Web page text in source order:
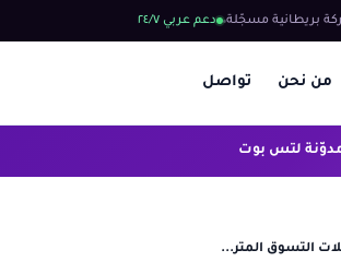
بريطانية مسجّلة دعم عربي ٢٤/٧
من نحن تواصل
لتس بوت